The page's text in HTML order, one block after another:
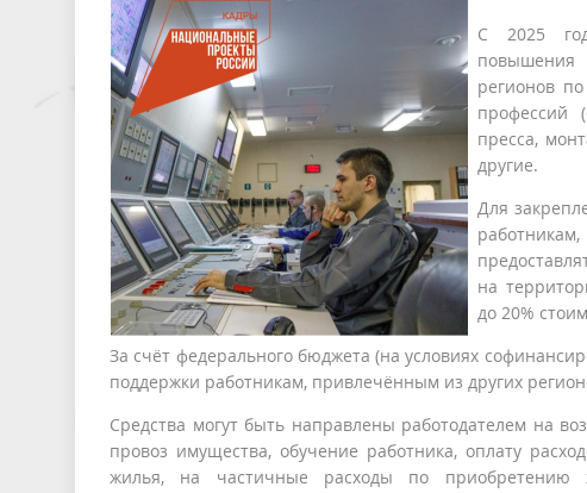
С 2025
повышения
регионов
профессий
пресса,
другие.
Для
на
до 20%
За счёт федерального бюджета (на условиях
поддержки работникам, привлечённым из других
Средства могут быть направлены работодателем на
провоз имущества, обучение работника, оплату
жилья, на частичные расходы по приобретению